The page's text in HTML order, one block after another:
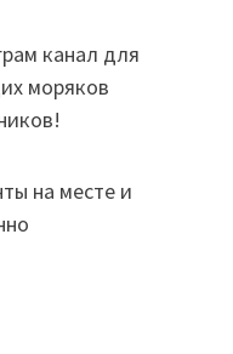
канал для
моряков
на месте и